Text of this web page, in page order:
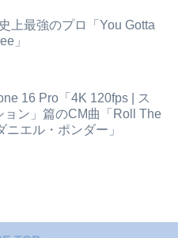
上最強のプロ「You Gotta
」
16 Pro「4K 120fps | ス
ョン」篇のCM曲「Roll The
ニエル・ポンダー」